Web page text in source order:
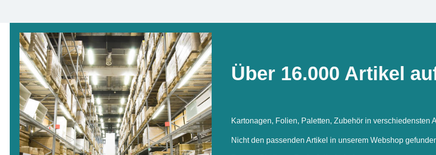
Über 16.000 Artikel
Kartonagen, Folien, Paletten, Zubehör in verschiedensten
Nicht den passenden Artikel in unserem Webshop